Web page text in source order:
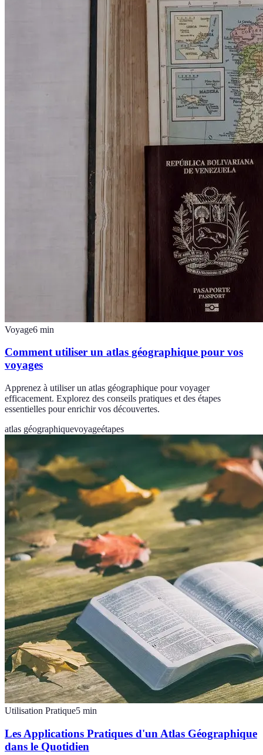
Voyage6 min
Comment utiliser un atlas géographique pour vos
voyages
Apprenez à utiliser un atlas géographique pour voyager
efficacement. Explorez des conseils pratiques et des étapes
essentielles pour enrichir vos découvertes.
atlas géographiquevoyageétapes
Utilisation Pratique5 min
Les Applications Pratiques d'un Atlas Géographique
dans le Quotidien